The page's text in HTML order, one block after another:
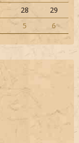
28
29
5 6